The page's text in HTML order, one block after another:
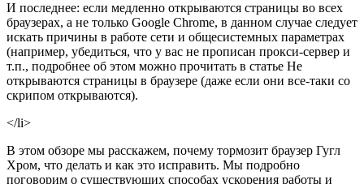
И последнее: если медленно открываются страницы во всех
браузерах, а не только Google Chrome, в данном случае следует
искать причины в работе сети и общесистемных параметрах
(например, убедиться, что у вас не прописан прокси-сервер и
т.п., подробнее об этом можно прочитать в статье Не
открываются страницы в браузере (даже если они все-таки со
скрипом открываются).
</li>
В этом обзоре мы расскажем, почему тормозит браузер Гугл
Хром, что делать и как это исправить. Мы подробно
поговорим о существующих способах ускорения работы и